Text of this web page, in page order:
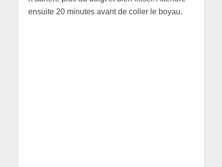
ensuite 20 minutes avant de coller le boyau.